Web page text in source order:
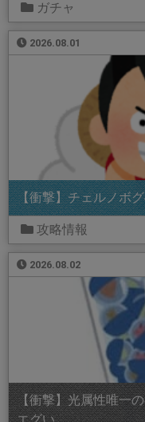
ガチャ
2026.08.01
【衝撃】チェルノボ
攻略情報
2026.08.02
【衝撃】光属性唯一
エグい